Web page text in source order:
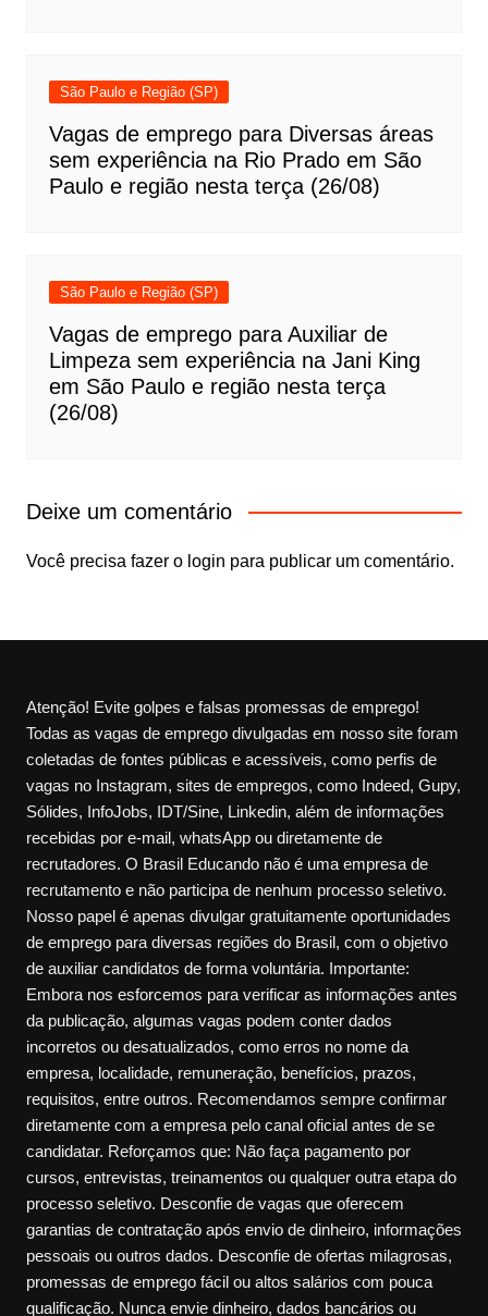
São Paulo e Região (SP)
Vagas de emprego para Diversas áreas
sem experiência na Rio Prado em São
Paulo e região nesta terça (26/08)
São Paulo e Região (SP)
Vagas de emprego para Auxiliar de
Limpeza sem experiência na Jani King
em São Paulo e região nesta terça
(26/08)
Deixe um comentário
Você precisa fazer o login para publicar um comentário.
Atenção! Evite golpes e falsas promessas de emprego!
Todas as vagas de emprego divulgadas em nosso site foram
coletadas de fontes públicas e acessíveis, como perfis de
vagas no Instagram, sites de empregos, como Indeed, Gupy,
Sólides, InfoJobs, IDT/Sine, Linkedin, além de informações
recebidas por e-mail, whatsApp ou diretamente de
recrutadores. O Brasil Educando não é uma empresa de
recrutamento e não participa de nenhum processo seletivo.
Nosso papel é apenas divulgar gratuitamente oportunidades
de emprego para diversas regiões do Brasil, com o objetivo
de auxiliar candidatos de forma voluntária. Importante:
Embora nos esforcemos para verificar as informações antes
da publicação, algumas vagas podem conter dados
incorretos ou desatualizados, como erros no nome da
empresa, localidade, remuneração, benefícios, prazos,
requisitos, entre outros. Recomendamos sempre confirmar
diretamente com a empresa pelo canal oficial antes de se
candidatar. Reforçamos que: Não faça pagamento por
cursos, entrevistas, treinamentos ou qualquer outra etapa do
processo seletivo. Desconfie de vagas que oferecem
garantias de contratação após envio de dinheiro, informações
pessoais ou outros dados. Desconfie de ofertas milagrosas,
promessas de emprego fácil ou altos salários com pouca
qualificação. Nunca envie dinheiro, dados bancários ou